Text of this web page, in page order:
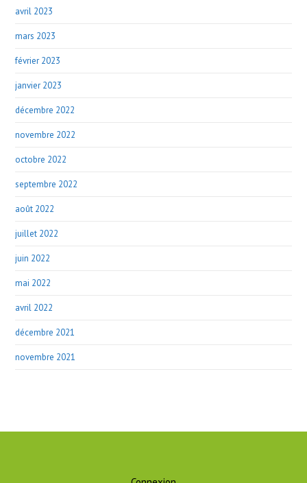
avril 2023
mars 2023
février 2023
janvier 2023
décembre 2022
novembre 2022
octobre 2022
septembre 2022
août 2022
juillet 2022
juin 2022
mai 2022
avril 2022
décembre 2021
novembre 2021